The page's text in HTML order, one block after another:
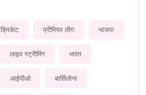
क्रिकेट प्रीमियर लीग भाजपा
लाइव स्ट्रीमिंग भारत
आईपीओ बार्सिलोना